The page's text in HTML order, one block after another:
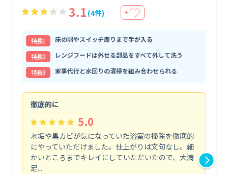
3.1 (4件) ＋
特⻑1
床の隅やスイッチ周りまで手が入る
特⻑2
レンジフードは外せる部品をすべて外して洗う
特⻑3
家事代行と水回りの清掃を組み合わせられる
徹底的に
5.0
水垢や黒カビが気になっていた浴室の掃除を徹底的
にやっていただけました。仕上がりは文句なし。細
かいところまでキレイにしていただいたので、大満
足...